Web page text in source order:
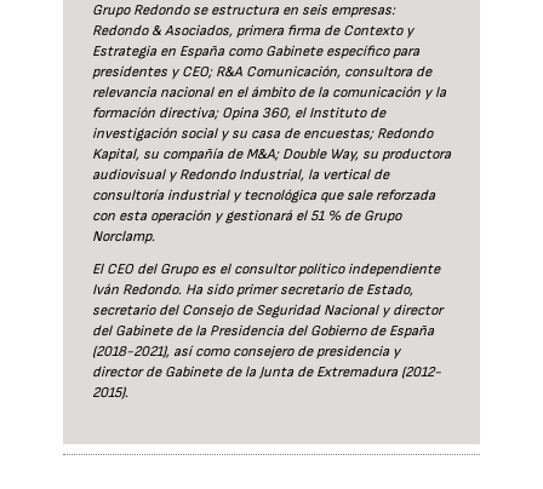
Grupo Redondo se estructura en seis empresas:
Redondo & Asociados, primera firma de Contexto y
Estrategia en España como Gabinete específico para
presidentes y CEO; R&A Comunicación, consultora de
relevancia nacional en el ámbito de la comunicación y la
formación directiva; Opina 360, el Instituto de
investigación social y su casa de encuestas; Redondo
Kapital, su compañía de M&A; Double Way, su productora
audiovisual y Redondo Industrial, la vertical de
consultoría industrial y tecnológica que sale reforzada
con esta operación y gestionará el 51 % de Grupo
Norclamp.
El CEO del Grupo es el consultor político independiente
Iván Redondo. Ha sido primer secretario de Estado,
secretario del Consejo de Seguridad Nacional y director
del Gabinete de la Presidencia del Gobierno de España
(2018-2021), así como consejero de presidencia y
director de Gabinete de la Junta de Extremadura (2012-
2015).